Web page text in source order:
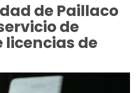
de Paillaco
de
licencias de